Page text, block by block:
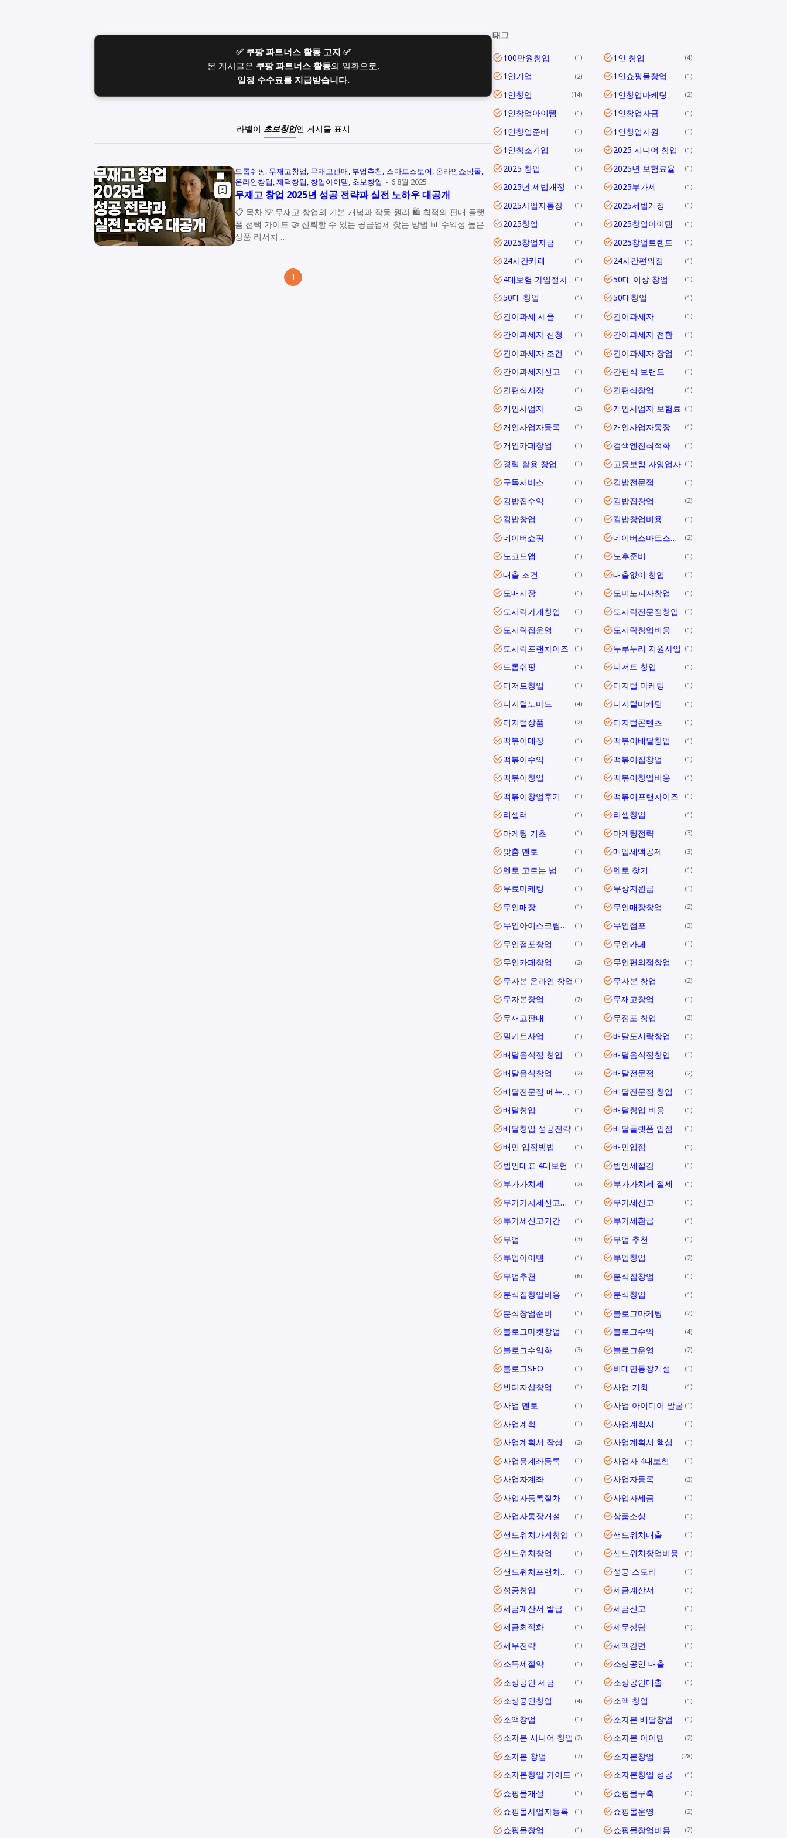
✅ 쿠팡 파트너스 활동 고지 ✅
본 게시글은 쿠팡 파트너스 활동의 일환으로,
일정 수수료를 지급받습니다.
라벨이 초보창업인 게시물 표시
드롭쉬핑 무재고창업 무재고판매 부업추천 스마트스토어 온라인쇼핑몰
온라인창업 재택창업 창업아이템 초보창업 6 8월 2025
무재고 창업 2025년 성공 전략과 실전 노하우 대공개
📋 목차 💡 무재고 창업의 기본 개념과 작동 원리 🛍️ 최적의 판매 플랫
폼 선택 가이드 🤝 신뢰할 수 있는 공급업체 찾는 방법 📊 수익성 높은
상품 리서치 …
1
태그
100만원창업 1 1인 창업 4
1인기업 2 1인쇼핑몰창업 1
1인창업 14 1인창업마케팅 2
1인창업아이템 1 1인창업자금 1
1인창업준비 1 1인창업지원 1
1인창조기업 2 2025 시니어 창업 1
2025 창업 1 2025년 보험료율 1
2025년 세법개정 1 2025부가세 1
2025사업자통장 1 2025세법개정 1
2025창업 1 2025창업아이템 1
2025창업자금 1 2025창업트렌드 1
24시간카페 1 24시간편의점 1
4대보험 가입절차 1 50대 이상 창업 1
50대 창업 1 50대창업 1
간이과세 세율 1 간이과세자 1
간이과세자 신청 1 간이과세자 전환 1
간이과세자 조건 1 간이과세자 창업 1
간이과세자신고 1 간편식 브랜드 1
간편식시장 1 간편식창업 1
개인사업자 2 개인사업자 보험료 1
개인사업자등록 1 개인사업자통장 1
개인카페창업 1 검색엔진최적화 1
경력 활용 창업 1 고용보험 자영업자 1
구독서비스 1 김밥전문점 1
김밥집수익 1 김밥집창업 2
김밥창업 1 김밥창업비용 1
네이버쇼핑 1 네이버스마트스토어 2
노코드앱 1 노후준비 1
대출 조건 1 대출없이 창업 1
도매시장 1 도미노피자창업 1
도시락가게창업 1 도시락전문점창업 1
도시락집운영 1 도시락창업비용 1
도시락프랜차이즈 1 두루누리 지원사업 1
드롭쉬핑 1 디저트 창업 1
디저트창업 1 디지털 마케팅 1
디지털노마드 4 디지털마케팅 1
디지털상품 2 디지털콘텐츠 1
떡볶이매장 1 떡볶이배달창업 1
떡볶이수익 1 떡볶이집창업 1
떡볶이창업 1 떡볶이창업비용 1
떡볶이창업후기 1 떡볶이프랜차이즈 1
리셀러 1 리셀창업 1
마케팅 기초 1 마케팅전략 3
맞춤 멘토 1 매입세액공제 3
멘토 고르는 법 1 멘토 찾기 1
무료마케팅 1 무상지원금 1
무인매장 1 무인매장창업 2
무인아이스크림창업 1 무인점포 3
무인점포창업 1 무인카페 1
무인카페창업 2 무인편의점창업 1
무자본 온라인 창업 1 무자본 창업 2
무자본창업 7 무재고창업 1
무재고판매 1 무점포 창업 3
밀키트사업 1 배달도시락창업 1
배달음식점 창업 1 배달음식점창업 1
배달음식창업 2 배달전문점 2
배달전문점 메뉴개발 1 배달전문점 창업 1
배달창업 1 배달창업 비용 1
배달창업 성공전략 1 배달플랫폼 입점 1
배민 입점방법 1 배민입점 1
법인대표 4대보험 1 법인세절감 1
부가가치세 2 부가가치세 절세 1
부가가치세신고방법 1 부가세신고 1
부가세신고기간 1 부가세환급 1
부업 3 부업 추천 1
부업아이템 1 부업창업 2
부업추천 6 분식집창업 1
분식집창업비용 1 분식창업 1
분식창업준비 1 블로그마케팅 2
블로그마켓창업 1 블로그수익 4
블로그수익화 3 블로그운영 2
블로그SEO 1 비대면통장개설 1
빈티지샵창업 1 사업 기회 1
사업 멘토 1 사업 아이디어 발굴 1
사업계획 1 사업계획서 1
사업계획서 작성 2 사업계획서 핵심 1
사업용계좌등록 1 사업자 4대보험 1
사업자계좌 1 사업자등록 3
사업자등록절차 1 사업자세금 1
사업자통장개설 1 상품소싱 1
샌드위치가게창업 1 샌드위치매출 1
샌드위치창업 1 샌드위치창업비용 1
샌드위치프랜차이즈 1 성공 스토리 1
성공창업 1 세금계산서 1
세금계산서 발급 1 세금신고 1
세금최적화 1 세무상담 1
세무전략 1 세액감면 1
소득세절약 1 소상공인 대출 1
소상공인 세금 1 소상공인대출 1
소상공인창업 4 소액 창업 1
소액창업 1 소자본 배달창업 1
소자본 시니어 창업 2 소자본 아이템 2
소자본 창업 7 소자본창업 28
소자본창업 가이드 1 소자본창업 성공 1
쇼핑몰개설 1 쇼핑몰구축 1
쇼핑몰사업자등록 1 쇼핑몰운영 2
쇼핑몰창업 1 쇼핑몰창업비용 2